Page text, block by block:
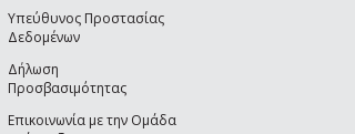
Υπεύθυνος Προστασίας
Δεδομένων
Δήλωση
Προσβασιμότητας
Επικοινωνία με την Ομάδα